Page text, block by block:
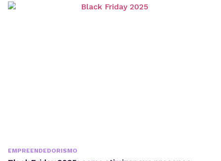
decisões, relatórios e integração entre diferentes
EMPREENDEDORISMO